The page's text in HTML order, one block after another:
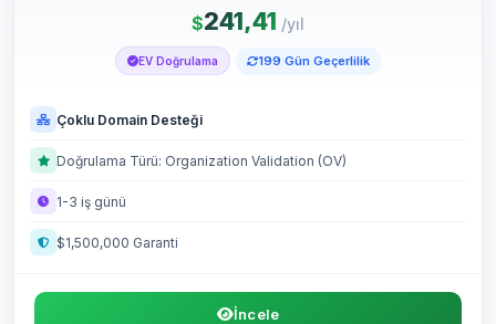
$241,41 /yıl
EV Doğrulama 199 Gün Geçerlilik
Çoklu Domain Desteği
Doğrulama Türü: Organization Validation (OV)
1-3 iş günü
$1,500,000 Garanti
İncele